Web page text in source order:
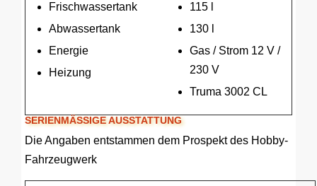
Frischwassertank
Abwassertank
Energie
Heizung
115 l
130 l
Gas / Strom 12 V /
230 V
Truma 3002 CL
SERIENMÄSSIGE AUSSTATTUNG
Die Angaben entstammen dem Prospekt des Hobby-
Fahrzeugwerk